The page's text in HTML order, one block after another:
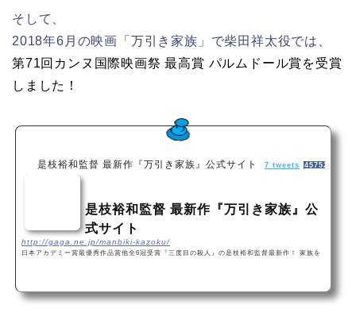
そして、
2018年6月の映画「万引き家族」で柴田祥太役では、
第71回カンヌ国際映画祭 最高賞 パルムドール賞を受賞
しました！
是枝裕和監督 最新作『万引き家族』公式サイト 7 tweets 45752
是枝裕和監督 最新作『万引き家族』公
式サイト
http://gaga.ne.jp/manbiki-kazoku/
日本アカデミー賞最優秀作品賞他全6冠受賞『三度目の殺人』の是枝裕和監督最新作！ 家族を